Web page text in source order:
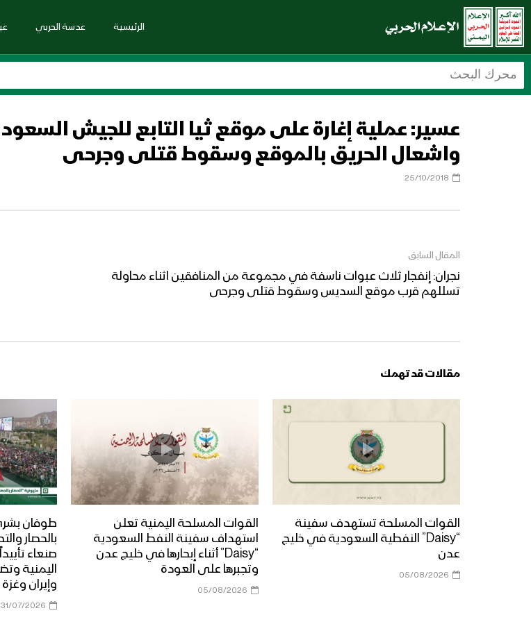
الرئيسية عدسة الحربي
عسير: عملية إغارة على موقع ثيا التابع للجيش
واشعال الحريق بالموقع وسقوط قتلى وجرحى
25/10/2018
المقال السابق
نجران: إنفجار ثلاث عبوات ناسفة في مجموعة من المنافقين اثناء محاولة
تسللهم قرب موقع السديس وسقوط قتلى وجرحى
مقالات قد تهمك
القوات المسلحة تستهدف سفينة
“Daisy” النفطية السعودية في خليج
عدن
05/08/2026
القوات المسلحة اليمنية تعلن
استهداف سفينة النفط السعودية
“Daisy” أثناء إبحارها في خليج عدن
وتجبرها على العودة
05/08/2026
طوفان
بالحصار
صنعاء
اليمنية
وإيران
31/07/2026